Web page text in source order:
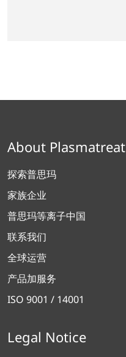
About Plasmatreat
探索普思玛
家族企业
普思玛等离子中国
联系我们
全球运营
产品加服务
ISO 9001 / 14001
Legal Notice